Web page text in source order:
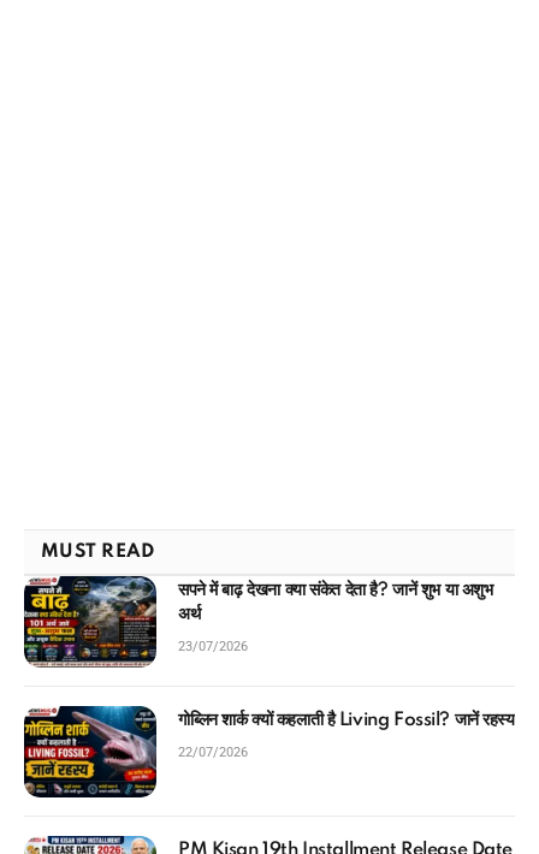
MUST READ
सपने में बाढ़ देखना क्या संकेत देता है? जानें शुभ या अशुभ
अर्थ
23/07/2026
गोब्लिन शार्क क्यों कहलाती है Living Fossil? जानें रहस्य
22/07/2026
PM Kisan 19th Installment Release Date